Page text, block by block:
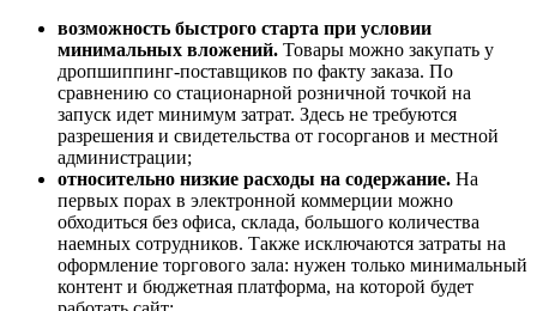
возможность быстрого старта при условии
минимальных вложений. Товары можно закупать у
дропшиппинг-поставщиков по факту заказа. По
сравнению со стационарной розничной точкой на
запуск идет минимум затрат. Здесь не требуются
разрешения и свидетельства от госорганов и местной
администрации;
относительно низкие расходы на содержание. На
первых порах в электронной коммерции можно
обходиться без офиса, склада, большого количества
наемных сотрудников. Также исключаются затраты на
оформление торгового зала: нужен только минимальный
контент и бюджетная платформа, на которой будет